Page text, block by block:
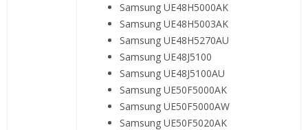
Samsung UE48H5000AK
Samsung UE48H5003AK
Samsung UE48H5270AU
Samsung UE48J5100
Samsung UE48J5100AU
Samsung UE50F5000AK
Samsung UE50F5000AW
Samsung UE50F5020AK